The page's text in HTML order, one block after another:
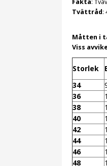
Fakta:
Tvättråd:
Måtten i
Viss
Storlek
34
36
38
40
42
44
46
48